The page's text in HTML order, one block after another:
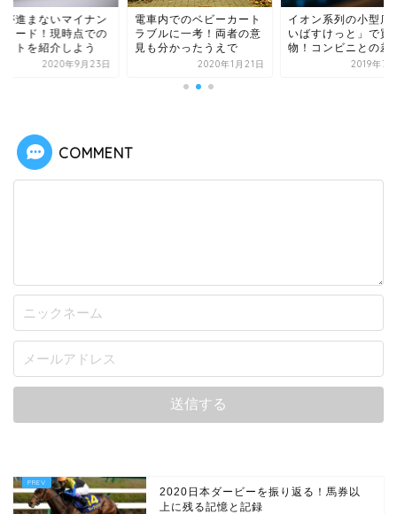
が進まないマイナン
カード！現時点での
ットを紹介しよう
2020年9月23日
電車内でのベビーカート
ラブルに一考！両者の意
見も分かったうえで
2020年1月21日
イオン系列の小型店
いばすけっと」で買
物！コンビニとの差
2019年7
COMMENT
2020日本ダービーを振り返る！馬券以
上に残る記憶と記録